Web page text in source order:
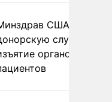
США закрыл
службу за
органов живых